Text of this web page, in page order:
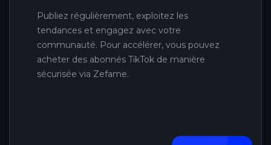
Publiez régulièrement, exploitez les
tendances et engagez avec votre
communauté. Pour accélérer, vous pouvez
acheter des abonnés TikTok de manière
sécurisée via Zefame.